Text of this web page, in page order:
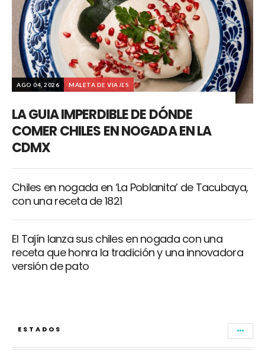
AGO 04, 2026 MALETA DE VIAJES
LA GUIA IMPERDIBLE DE DÓNDE
COMER CHILES EN NOGADA EN LA
CDMX
Chiles en nogada en ‘La Poblanita’ de Tacubaya,
con una receta de 1821
El Tajín lanza sus chiles en nogada con una
receta que honra la tradición y una innovadora
versión de pato
ESTADOS